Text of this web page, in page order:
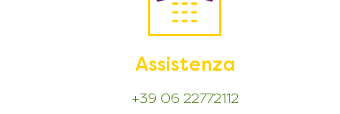
Assistenza
+39 06 22772112